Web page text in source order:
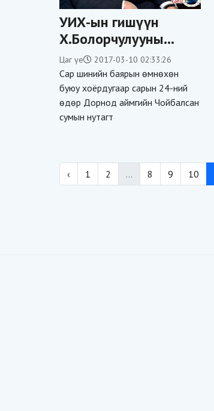
УИХ-ын гишүүн
Х.Болорчулууны
төрсөн дүү хилээр
хууль бус бараа
гаргах гээд
баригджээ
Цаг үе 2017-03-10 02:33:26
Сар шинийн баярын өмнөхөн
буюу хоёрдугаар сарын 24-ний
өдөр Дорнод аймгийн Чойбалсан
сумын нутагт
‹ 1 2 ... 8 9 10